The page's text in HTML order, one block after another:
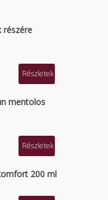
részére
Részletek
mentolos
Részletek
200 ml